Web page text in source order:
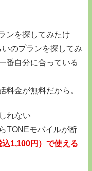
ンを探してみたけ
のプランを探してみ
番自分に合っている
料金が無料だから。
れない
TONEモバイルが断
込1,100円）で使える